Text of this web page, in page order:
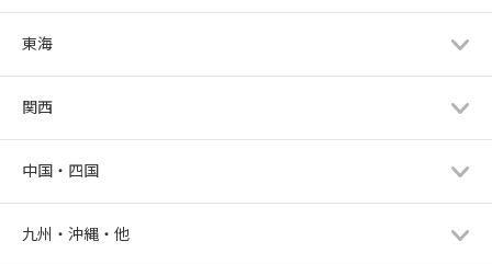
東海
関西
中国・四国
九州・沖縄・他